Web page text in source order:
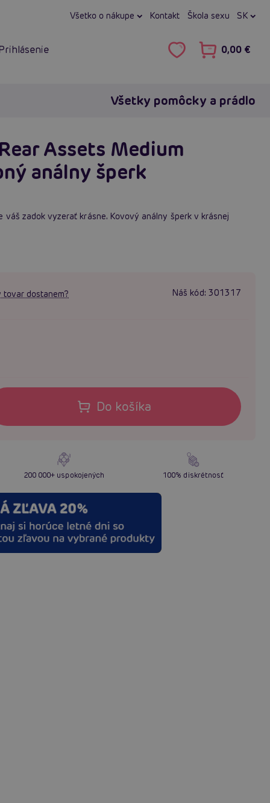
Všetko o nákupe Kontakt Škola sexu SK
0,00 €
Všetky pomôcky a prádlo
Assets Medium
análny šperk
váš zadok vyzerať krásne. Kovový análny šperk v krásnej
tovar dostanem? Náš kód: 301317
Do košíka
200 000+ uspokojených 100% diskrétnosť